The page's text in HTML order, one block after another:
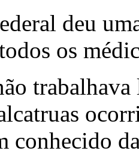
deu
os
conhecido